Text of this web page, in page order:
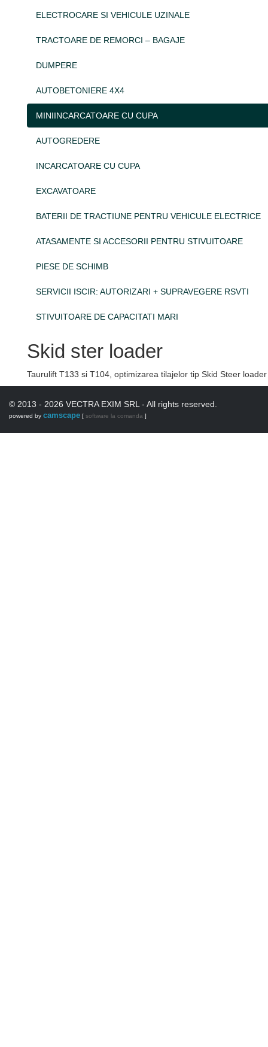
ELECTROCARE SI VEHICULE UZINALE
TRACTOARE DE REMORCI – BAGAJE
DUMPERE
AUTOBETONIERE 4X4
MINIINCARCATOARE CU CUPA
AUTOGREDERE
INCARCATOARE CU CUPA
EXCAVATOARE
BATERII DE TRACTIUNE PENTRU VEHICULE ELECTRICE
ATASAMENTE SI ACCESORII PENTRU STIVUITOARE
PIESE DE SCHIMB
SERVICII ISCIR: AUTORIZARI + SUPRAVEGERE RSVTI
STIVUITOARE DE CAPACITATI MARI
Skid ster loader
Taurulift T133 si T104, optimizarea tilajelor tip Skid Steer loader
© 2013 - 2026 VECTRA EXIM SRL - All rights reserved.
powered by camscape [ software la comanda ]